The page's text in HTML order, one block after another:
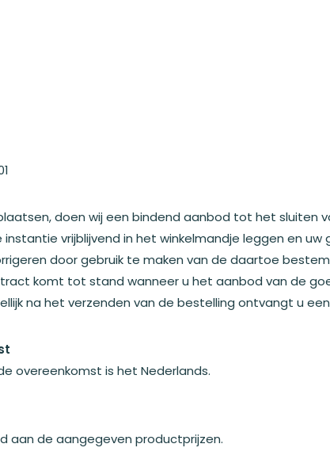
doen wij een bindend aanbod tot het sluiten
vrijblijvend in het winkelmandje leggen en
door gebruik te maken van de daartoe
komt tot stand wanneer u het aanbod van de
na het verzenden van de bestelling ontvangt u
overeenkomst is het Nederlands.
aan de aangegeven productprijzen.